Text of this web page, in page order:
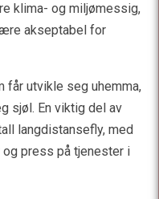
klima- og miljømessig,
akseptabel for
får utvikle seg uhemma,
sjøl. En viktig del av
langdistansefly, med
press på tjenester i